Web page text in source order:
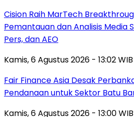
Cision Raih MarTech
Pemantauan dan Analisis Media
Pers, dan AEO
Kamis, 6 Agustus 2026 - 13:02 WIB
Fair Finance Asia Desak
Pendanaan untuk Sektor Batu
Kamis, 6 Agustus 2026 - 13:00 WIB